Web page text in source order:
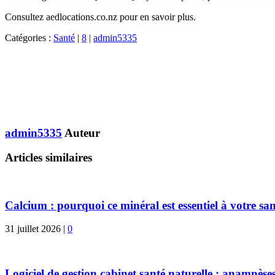
Consultez aedlocations.co.nz pour en savoir plus.
Catégories : Santé | 8 | admin5335
admin5335 Auteur
Articles similaires
Calcium : pourquoi ce minéral est essentiel à votre
31 juillet 2026 | 0